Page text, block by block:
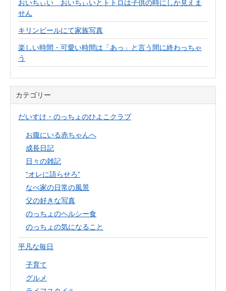
おいちぃい おいちぃいとトトロは子供の時にしか見えま
せん
キリンビールにて家族写真
楽しい時間・可愛い時間は「あっ」と言う間に終わっちゃ
う
カテゴリー
だいすけ・のっちょのひよこクラブ
お腹にいる赤ちゃんへ
成長日記
日々の雑記
“オレに語らせろ”
なべ家の日常の風景
父の好きな写真
のっちょのヘルシー食
のっちょの気になること
平凡な毎日
子育て
グルメ